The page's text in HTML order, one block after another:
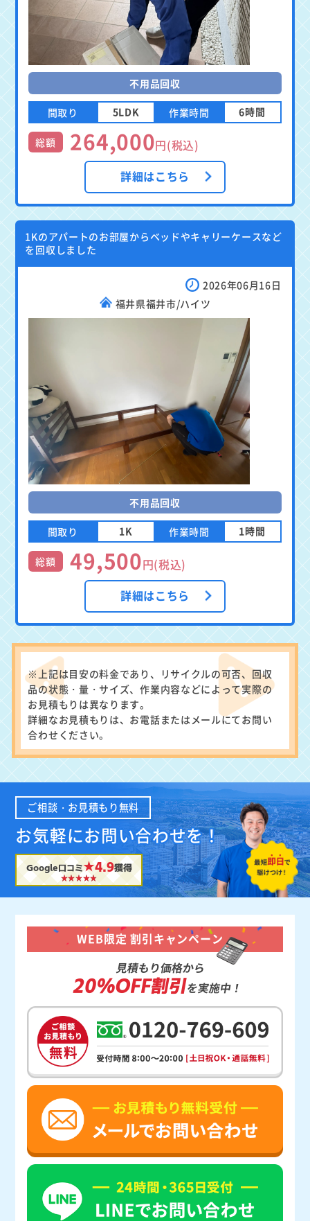
不用品回収
間取り 5LDK 作業時間 6時間
総額 264,000円(税込)
詳細はこちら
1Kのアパートのお部屋からベッドやキャリーケースなど
を回収しました
2026年06月16日
福井県福井市/ハイツ
不用品回収
間取り 1K 作業時間 1時間
総額 49,500円(税込)
詳細はこちら
※上記は目安の料金であり、リサイクルの可否、回収
品の状態・量・サイズ、作業内容などによって実際の
お見積もりは異なります。
詳細なお見積もりは、お電話またはメールにてお問い
合わせください。
ご相談・お見積もり無料
お気軽にお問い合わせを！
Google口コミ★4.9獲得
WEB限定 割引キャンペーン
見積もり価格から
20%OFF割引を実施中！